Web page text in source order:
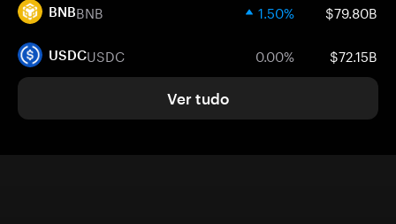
BNBBNB 1.50% $79.80B
USDCUSDC 0.00% $72.15B
Ver tudo